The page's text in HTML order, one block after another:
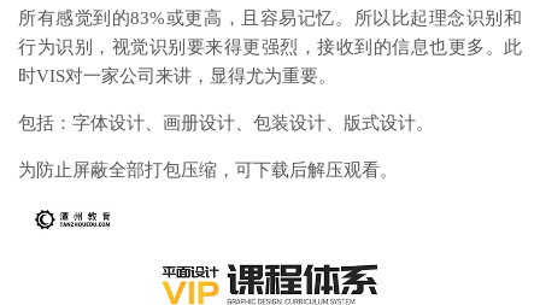
所有感觉到的83%或更高，且容易记忆。所以比起理念识别和
行为识别，视觉识别要来得更强烈，接收到的信息也更多。此
时VIS对一家公司来讲，显得尤为重要。
包括：字体设计、画册设计、包装设计、版式设计。
为防止屏蔽全部打包压缩，可下载后解压观看。